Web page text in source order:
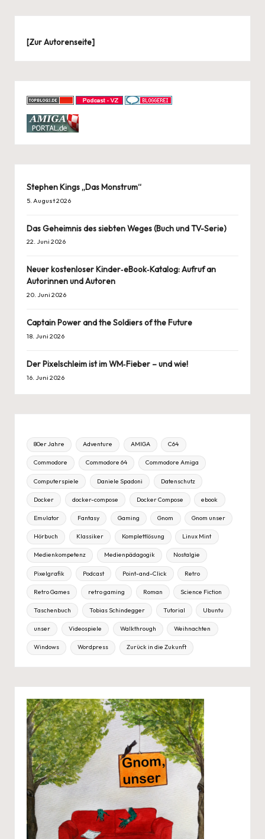
[Zur Autorenseite]
Stephen Kings „Das Monstrum“
5. August 2026
Das Geheimnis des siebten Weges (Buch und TV-Serie)
22. Juni 2026
Neuer kostenloser Kinder‑eBook‑Katalog: Aufruf an
Autorinnen und Autoren
20. Juni 2026
Captain Power and the Soldiers of the Future
18. Juni 2026
Der Pixelschleim ist im WM‑Fieber – und wie!
16. Juni 2026
80er Jahre Adventure AMIGA C64
Commodore Commodore 64 Commodore Amiga
Computerspiele Daniele Spadoni Datenschutz
Docker docker-compose Docker Compose ebook
Emulator Fantasy Gaming Gnom Gnom unser
Hörbuch Klassiker Komplettlösung Linux Mint
Medienkompetenz Medienpädagogik Nostalgie
Pixelgrafik Podcast Point-and-Click Retro
Retro Games retro gaming Roman Science Fiction
Taschenbuch Tobias Schindegger Tutorial Ubuntu
unser Videospiele Walkthrough Weihnachten
Windows Wordpress Zurück in die Zukunft